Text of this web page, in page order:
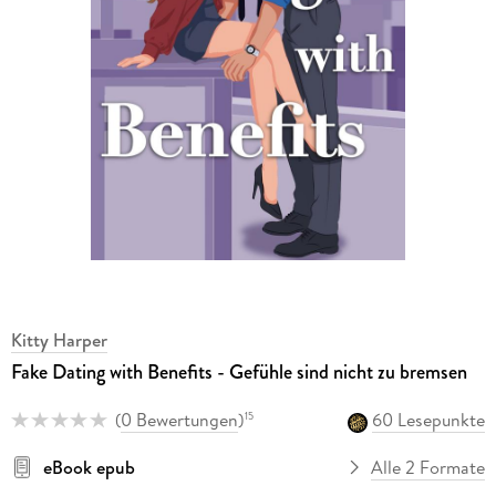
Kitty Harper
Fake Dating with Benefits - Gefühle sind nicht zu bremsen
(0 Bewertungen)15
60 Lesepunkte
eBook epub
Alle 2 Formate